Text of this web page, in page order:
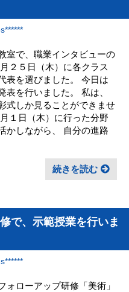
室で、職業インタビューの
２５日（木）に各クラス
表を選びました。 今日は
を行いました。 私は、
式しか見ることができませ
１日（木）に行った分野
かしながら、 自分の進路
続きを読む
で、示範授業を行いま
ローアップ研修「美術」